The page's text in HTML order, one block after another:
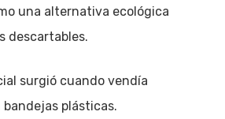
una alternativa ecológica
descartables.
surgió cuando vendía
bandejas plásticas.